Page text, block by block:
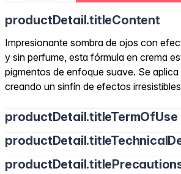
productDetail.titleContent
Impresionante sombra de ojos con
y sin perfume, esta fórmula en crema
pigmentos de enfoque suave. Se
creando un sinfín de efectos
productDetail.titleTermOfUse